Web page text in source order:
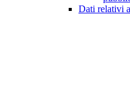
Dati relativi